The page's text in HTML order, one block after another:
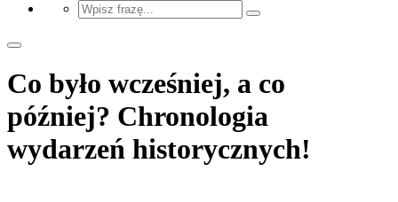
Co było wcześniej, a co
później? Chronologia
wydarzeń historycznych!